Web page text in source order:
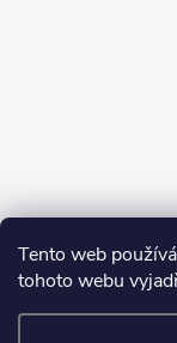
Tento web
tohoto webu